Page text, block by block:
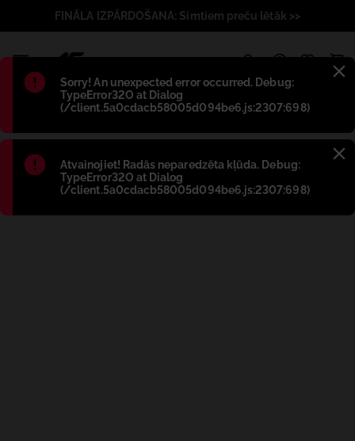
Błąd:
Sorry! An unexpected error occurred. Debug:
TypeError32O at Dialog
(/client.5a0cdacb58005d094be6.js:2307:698)
Błąd:
Atvainojiet! Radās neparedzēta kļūda. Debug:
TypeError32O at Dialog
(/client.5a0cdacb58005d094be6.js:2307:698)
FINĀLA IZPĀRDOŠANA: Simtiem preču lētāk >>